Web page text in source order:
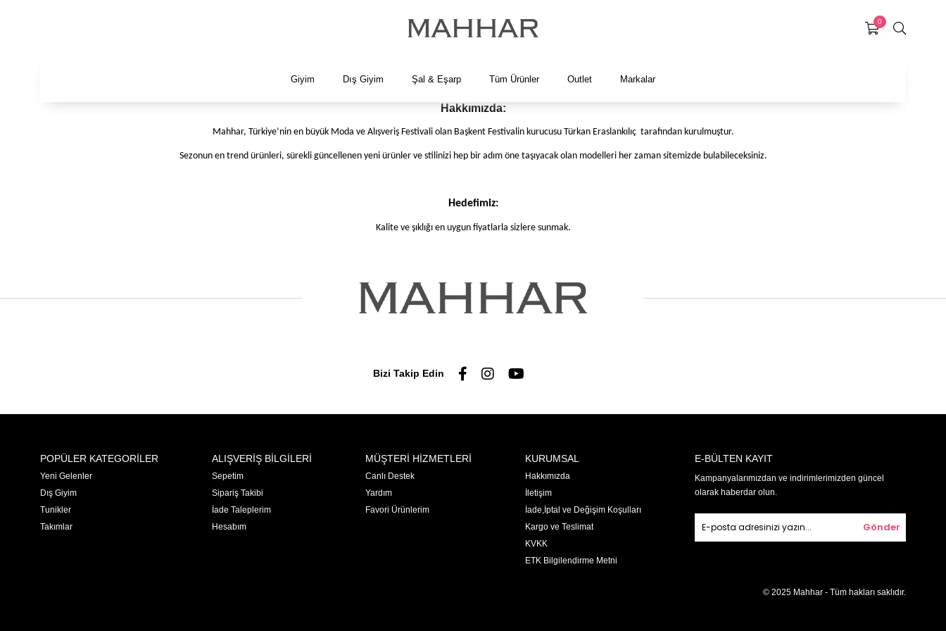
0
Giyim Dış Giyim Şal & Eşarp Tüm Ürünler Outlet Markalar
Hakkımızda:
Mahhar, Türkiye’nin en büyük Moda ve Alışveriş Festivali olan Başkent Festivalin kurucusu Türkan Eraslankılıç tarafından kurulmuştur.
Sezonun en trend ürünleri, sürekli güncellenen yeni ürünler ve stilinizi hep bir adım öne taşıyacak olan modelleri her zaman sitemizde bulabileceksiniz.
Hedefimiz:
Kalite ve şıklığı en uygun fiyatlarla sizlere sunmak.
Bizi Takip Edin
POPÜLER KATEGORİLER
Yeni Gelenler
Dış Giyim
Tunikler
Takımlar
ALIŞVERİŞ BİLGİLERİ
Sepetim
Sipariş Takibi
İade Taleplerim
Hesabım
MÜŞTERİ HİZMETLERİ
Canlı Destek
Yardım
Favori Ürünlerim
KURUMSAL
Hakkımızda
İletişim
İade,İptal ve Değişim Koşulları
Kargo ve Teslimat
KVKK
ETK Bilgilendirme Metni
E-BÜLTEN KAYIT
Kampanyalarımızdan ve indirimlerimizden güncel
olarak haberdar olun.
Gönder
© 2025 Mahhar - Tüm hakları saklıdır.